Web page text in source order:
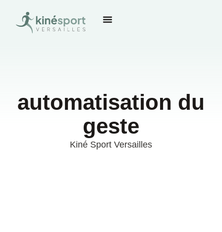
automatisation du
geste
Kiné Sport Versailles